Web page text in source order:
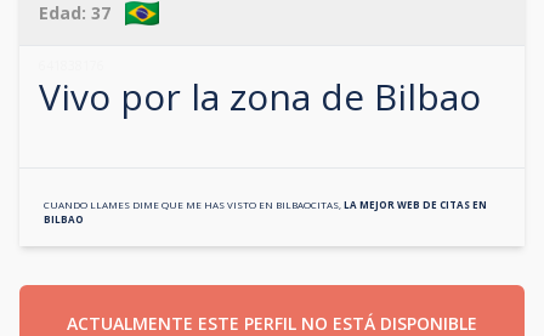
Edad: 37
Vivo por la zona de Bilbao
CUANDO LLAMES DIME QUE ME HAS VISTO EN BILBAOCITAS LA MEJOR WEB DE CITAS EN
BILBAO
ACTUALMENTE ESTE PERFIL NO ESTÁ DISPONIBLE